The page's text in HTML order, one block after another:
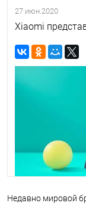
27.июн.2020
Xiaomi
Недавно мировой